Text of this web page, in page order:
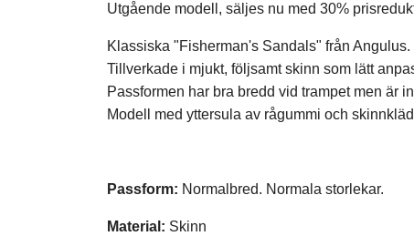
Utgående modell, säljes nu med 30%
Klassiska "Fisherman's Sandals" från Angulus.
Tillverkade i mjukt, följsamt skinn som lätt
Passformen har bra bredd vid trampet men är
Modell med yttersula av rågummi och
Passform: Normalbred. Normala storlekar.
Material: Skinn